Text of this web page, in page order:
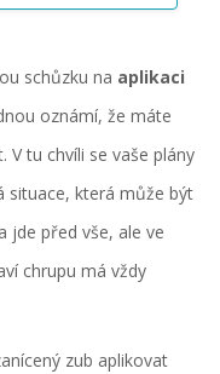
schůzku na aplikaci
oznámí, že máte
. V tu chvíli se vaše plány
situace, která může být
jde před vše, ale ve
chrupu má vždy
zub aplikovat